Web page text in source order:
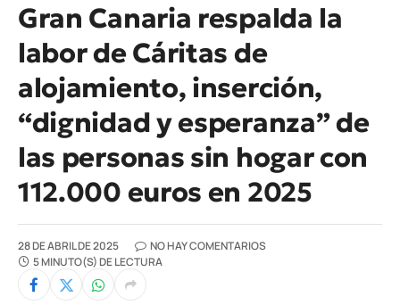
Gran Canaria respalda la
labor de Cáritas de
alojamiento, inserción,
“dignidad y esperanza” de
las personas sin hogar con
112.000 euros en 2025
28 DE ABRIL DE 2025
NO HAY COMENTARIOS
5 MINUTO(S) DE LECTURA